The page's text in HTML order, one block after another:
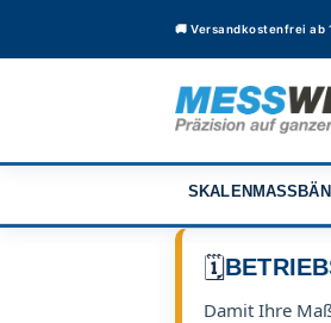
🚚 Versandkostenfrei ab
🗓️
Damit Ihre